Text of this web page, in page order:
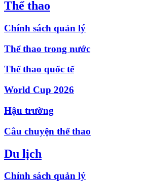
Thể thao
Chính sách quản lý
Thể thao trong nước
Thể thao quốc tế
World Cup 2026
Hậu trường
Câu chuyện thể thao
Du lịch
Chính sách quản lý